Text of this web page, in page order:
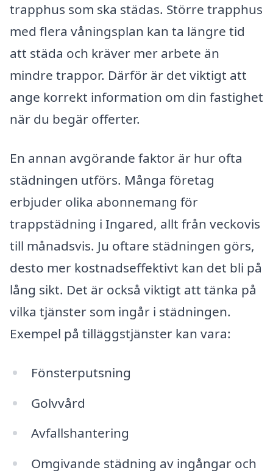
trapphus som ska städas. Större trapphus
med flera våningsplan kan ta längre tid
att städa och kräver mer arbete än
mindre trappor. Därför är det viktigt att
ange korrekt information om din fastighet
när du begär offerter.
En annan avgörande faktor är hur ofta
städningen utförs. Många företag
erbjuder olika abonnemang för
trappstädning i Ingared, allt från veckovis
till månadsvis. Ju oftare städningen görs,
desto mer kostnadseffektivt kan det bli på
lång sikt. Det är också viktigt att tänka på
vilka tjänster som ingår i städningen.
Exempel på tilläggstjänster kan vara:
Fönsterputsning
Golvvård
Avfallshantering
Omgivande städning av ingångar och